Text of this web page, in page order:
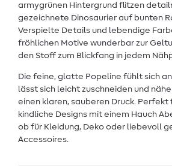
armygrünen Hintergrund flitzen
gezeichnete Dinosaurier auf bunten
Verspielte Details und lebendige
fröhlichen Motive wunderbar zur
den Stoff zum Blickfang in jedem
Die feine, glatte Popeline fühlt sich
lässt sich leicht zuschneiden und
einen klaren, sauberen Druck. Perfekt
kindliche Designs mit einem Hauch
ob für Kleidung, Deko oder liebevoll
Accessoires.